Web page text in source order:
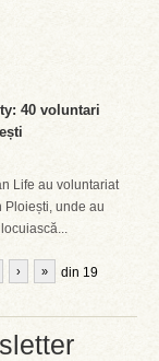
40 voluntari
Life au voluntariat
Ploiești, unde au
din 19
› »